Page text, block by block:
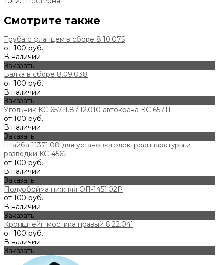
Смотрите также
Труба с фланцем в сборе 8.10.075
от 100 руб.
В наличии
Заказать
Балка в сборе 8.09.038
от 100 руб.
В наличии
Заказать
Угольник КС-65711.87.12.010 автокрана КС-65711
от 100 руб.
В наличии
Заказать
Шайба 11371.08 для установки электроаппаратуры и
разводки КС-4562
от 100 руб.
В наличии
Заказать
Полуобойма нижняя ОП-1451.02Р
от 100 руб.
В наличии
Заказать
Кронштейн мостика правый 8.22.041
от 100 руб.
В наличии
Заказать